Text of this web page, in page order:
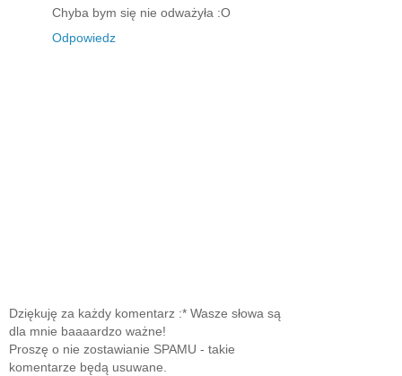
Chyba bym się nie odważyła :O
Odpowiedz
Dziękuję za każdy komentarz :* Wasze słowa są
dla mnie baaaardzo ważne!
Proszę o nie zostawianie SPAMU - takie
komentarze będą usuwane.